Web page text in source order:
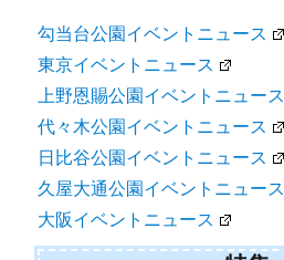
勾当台公園イベントニュース
東京イベントニュース
上野恩賜公園イベントニュース
代々木公園イベントニュース
日比谷公園イベントニュース
久屋大通公園イベントニュース
大阪イベントニュース